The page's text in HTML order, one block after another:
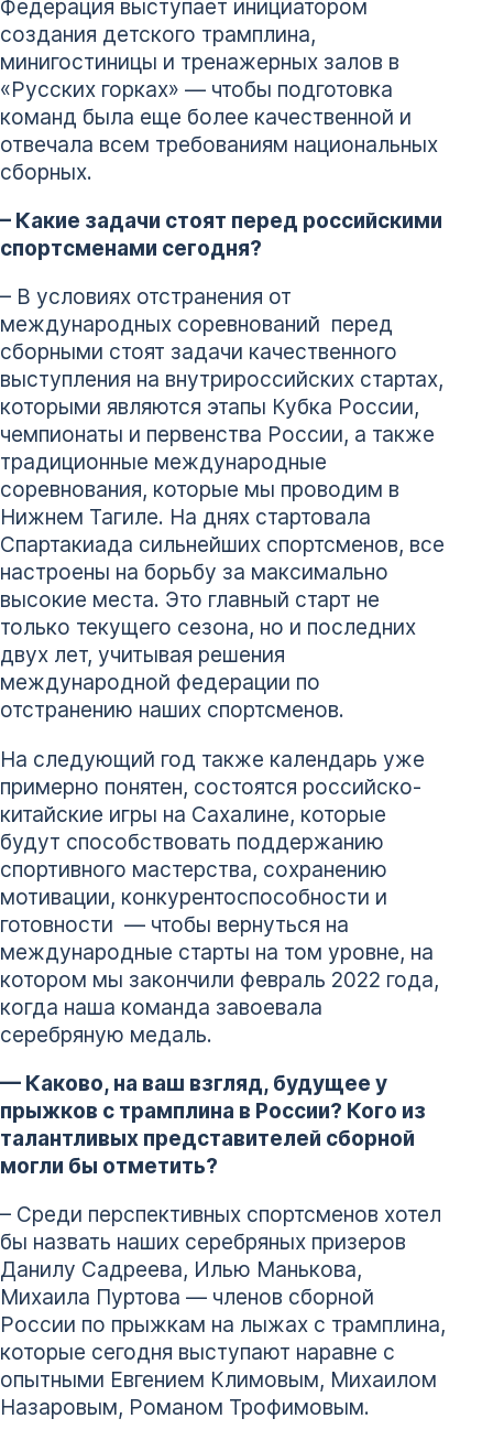
Федерация выступает инициатором
создания детского трамплина,
минигостиницы и тренажерных залов в
«Русских горках» — чтобы подготовка
команд была еще более качественной и
отвечала всем требованиям национальных
сборных.
– Какие задачи стоят перед российскими
спортсменами сегодня?
– В условиях отстранения от
международных соревнований перед
сборными стоят задачи качественного
выступления на внутрироссийских стартах,
которыми являются этапы Кубка России,
чемпионаты и первенства России, а также
традиционные международные
соревнования, которые мы проводим в
Нижнем Тагиле. На днях стартовала
Спартакиада сильнейших спортсменов, все
настроены на борьбу за максимально
высокие места. Это главный старт не
только текущего сезона, но и последних
двух лет, учитывая решения
международной федерации по
отстранению наших спортсменов.
На следующий год также календарь уже
примерно понятен, состоятся российско-
китайские игры на Сахалине, которые
будут способствовать поддержанию
спортивного мастерства, сохранению
мотивации, конкурентоспособности и
готовности — чтобы вернуться на
международные старты на том уровне, на
котором мы закончили февраль 2022 года,
когда наша команда завоевала
серебряную медаль.
— Каково, на ваш взгляд, будущее у
прыжков с трамплина в России? Кого из
талантливых представителей сборной
могли бы отметить?
– Среди перспективных спортсменов хотел
бы назвать наших серебряных призеров
Данилу Садреева, Илью Манькова,
Михаила Пуртова — членов сборной
России по прыжкам на лыжах с трамплина,
которые сегодня выступают наравне с
опытными Евгением Климовым, Михаилом
Назаровым, Романом Трофимовым.